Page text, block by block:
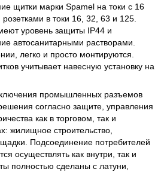
щитки марки Spamel на токи с 16
в токи 16, 32, 63 и 125.
уровень защиты IP44 и
автосанитарными растворами.
легко и просто монтируются.
учитывает навесную установку на
промышленных разъемов
согласно защите, управления
как в торговом, так и
жилищное строительство,
Подсоединение потребителей
осуществлять как внутри, так и
полностью сделаны с латуни,